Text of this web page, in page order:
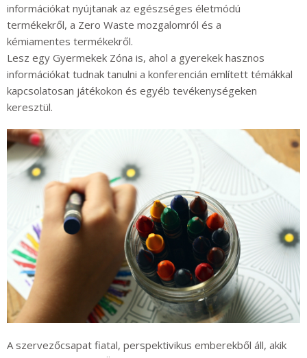
információkat nyújtanak az egészséges életmódú
termékekről, a Zero Waste mozgalomról és a
kémiamentes termékekről.
Lesz egy Gyermekek Zóna is, ahol a gyerekek hasznos
információkat tudnak tanulni a konferencián említett témákkal
kapcsolatosan játékokon és egyéb tevékenységeken
keresztül.
A szervezőcsapat fiatal, perspektivikus emberekből áll, akik